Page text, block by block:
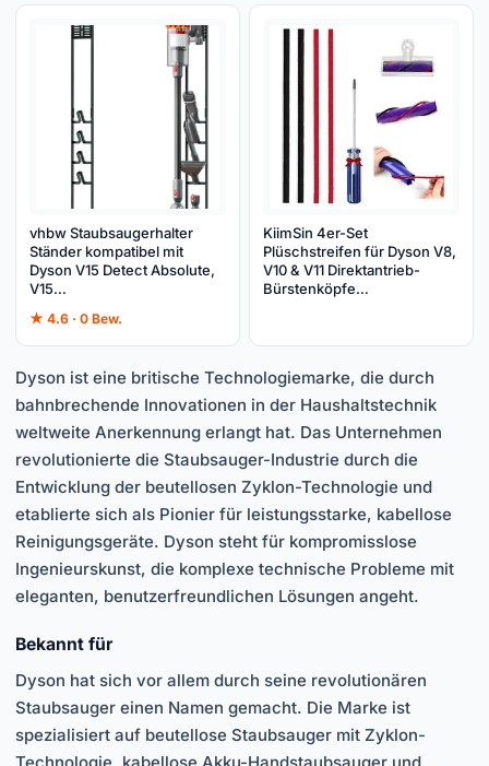
vhbw Staubsaugerhalter
Ständer kompatibel mit
Dyson V15 Detect Absolute,
V15…
★ 4.6 · 0 Bew.
KiimSin 4er-Set
Plüschstreifen für Dyson V8,
V10 & V11 Direktantrieb-
Bürstenköpfe…
Dyson ist eine britische Technologiemarke, die durch
bahnbrechende Innovationen in der Haushaltstechnik
weltweite Anerkennung erlangt hat. Das Unternehmen
revolutionierte die Staubsauger-Industrie durch die
Entwicklung der beutellosen Zyklon-Technologie und
etablierte sich als Pionier für leistungsstarke, kabellose
Reinigungsgeräte. Dyson steht für kompromisslose
Ingenieurskunst, die komplexe technische Probleme mit
eleganten, benutzerfreundlichen Lösungen angeht.
Bekannt für
Dyson hat sich vor allem durch seine revolutionären
Staubsauger einen Namen gemacht. Die Marke ist
spezialisiert auf beutellose Staubsauger mit Zyklon-
Technologie, kabellose Akku-Handstaubsauger und